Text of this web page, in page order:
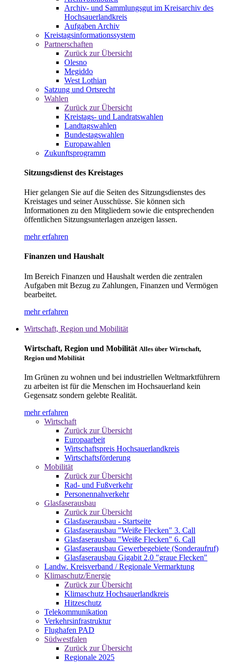
Archiv- und Sammlungsgut im Kreisarchiv des
Hochsauerlandkreis
Aufgaben Archiv
Kreistagsinformationssystem
Partnerschaften
Zurück zur Übersicht
Olesno
Megiddo
West Lothian
Satzung und Ortsrecht
Wahlen
Zurück zur Übersicht
Kreistags- und Landratswahlen
Landtagswahlen
Bundestagswahlen
Europawahlen
Zukunftsprogramm
Sitzungsdienst des Kreistages
Hier gelangen Sie auf die Seiten des Sitzungsdienstes des
Kreistages und seiner Ausschüsse. Sie können sich
Informationen zu den Mitgliedern sowie die entsprechenden
öffentlichen Sitzungsunterlagen anzeigen lassen.
mehr erfahren
Finanzen und Haushalt
Im Bereich Finanzen und Haushalt werden die zentralen
Aufgaben mit Bezug zu Zahlungen, Finanzen und Vermögen
bearbeitet.
mehr erfahren
Wirtschaft, Region und Mobilität
Wirtschaft, Region und Mobilität Alles über Wirtschaft,
Region und Mobilität
Im Grünen zu wohnen und bei industriellen Weltmarktführern
zu arbeiten ist für die Menschen im Hochsauerland kein
Gegensatz sondern gelebte Realität.
mehr erfahren
Wirtschaft
Zurück zur Übersicht
Europaarbeit
Wirtschaftspreis Hochsauerlandkreis
Wirtschaftsförderung
Mobilität
Zurück zur Übersicht
Rad- und Fußverkehr
Personennahverkehr
Glasfaserausbau
Zurück zur Übersicht
Glasfaserausbau - Startseite
Glasfaserausbau "Weiße Flecken" 3. Call
Glasfaserausbau "Weiße Flecken" 6. Call
Glasfaserausbau Gewerbegebiete (Sonderaufruf)
Glasfaserausbau Gigabit 2.0 "graue Flecken"
Landw. Kreisverband / Regionale Vermarktung
Klimaschutz/Energie
Zurück zur Übersicht
Klimaschutz Hochsauerlandkreis
Hitzeschutz
Telekommunikation
Verkehrsinfrastruktur
Flughafen PAD
Südwestfalen
Zurück zur Übersicht
Regionale 2025